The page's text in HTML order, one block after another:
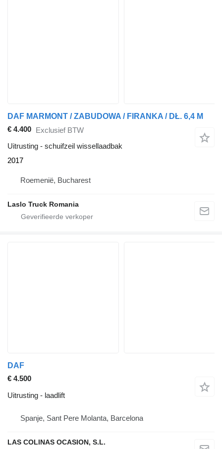
DAF MARMONT / ZABUDOWA / FIRANKA / DŁ. 6,4 M
€ 4.400 Exclusief BTW
Uitrusting - schuifzeil wissellaadbak
2017
Roemenië, Bucharest
Laslo Truck Romania
DAF
€ 4.500
Uitrusting - laadlift
Spanje, Sant Pere Molanta, Barcelona
LAS COLINAS OCASION, S.L.